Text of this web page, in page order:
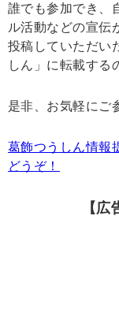
誰でも参加でき、
ル活動などの宣伝
投稿していただい
しん」に転載する
是非、お気軽にご
葛飾つうしん情報
どうぞ！
【